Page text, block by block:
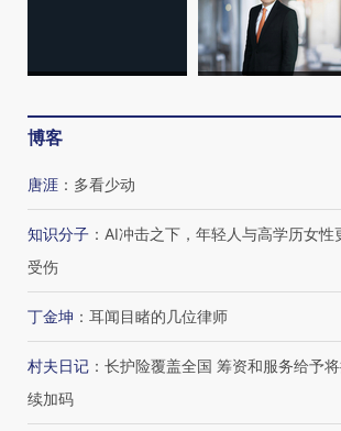
博客
唐涯 ： 多看少动
知识分子 ： AI冲击之下，年轻人与高学历女性
受伤
丁金坤 ： 耳闻目睹的几位律师
村夫日记 ： 长护险覆盖全国 筹资和服务给予
续加码